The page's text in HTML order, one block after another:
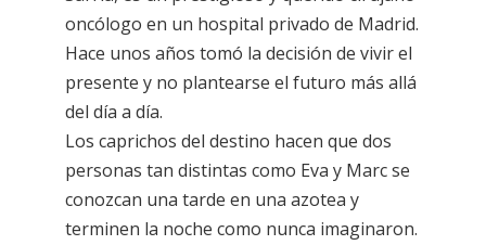
oncólogo en un hospital privado de Madrid.
Hace unos años tomó la decisión de vivir el
presente y no plantearse el futuro más allá
del día a día.
Los caprichos del destino hacen que dos
personas tan distintas como Eva y Marc se
conozcan una tarde en una azotea y
terminen la noche como nunca imaginaron.